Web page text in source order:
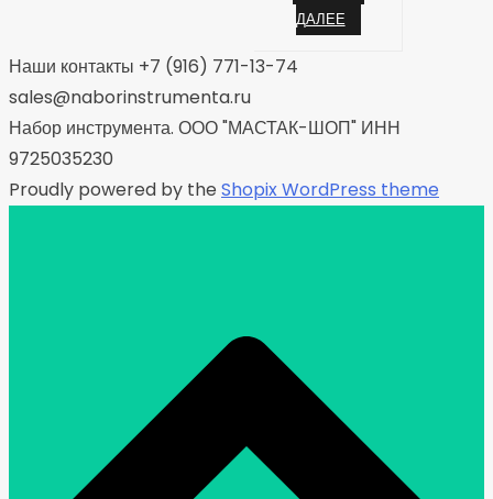
ДАЛЕЕ
Наши контакты +7 (916) 771-13-74
sales@naborinstrumenta.ru
Набор инструмента. ООО "МАСТАК-ШОП" ИНН
9725035230
Proudly powered by the Shopix WordPress theme